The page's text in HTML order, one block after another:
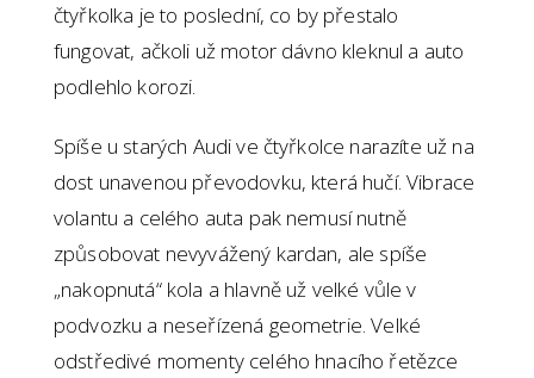
čtyřkolka je to poslední, co by přestalo
fungovat, ačkoli už motor dávno kleknul a auto
podlehlo korozi.
Spíše u starých Audi ve čtyřkolce narazíte už na
dost unavenou převodovku, která hučí. Vibrace
volantu a celého auta pak nemusí nutně
způsobovat nevyvážený kardan, ale spíše
„nakopnutá“ kola a hlavně už velké vůle v
podvozku a neseřízená geometrie. Velké
odstředivé momenty celého hnacího řetězce